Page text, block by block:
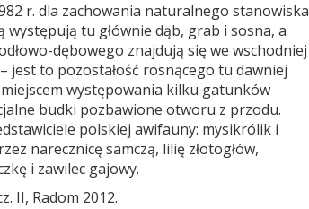
r. dla zachowania naturalnego stanowiska
występują tu głównie dąb, grab i sosna, a
dębowego znajdują się we wschodniej
jest to pozostałość rosnącego tu dawniej
występowania kilku gatunków
budki pozbawione otworu z przodu.
polskiej awifauny: mysikrólik i
narecznicę samczą, lilię złotogłów,
i zawilec gajowy.
II, Radom 2012.